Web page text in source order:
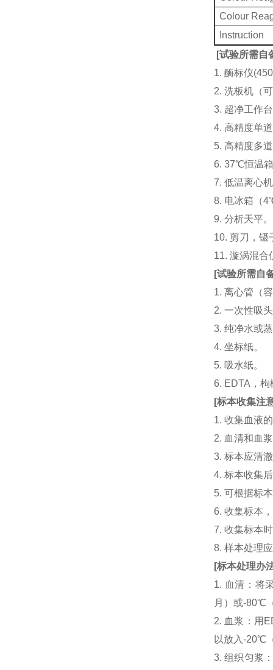
Colour
Instruction
[试验所需自
1. 酶标仪
2. 洗板机（
3. 超净工作
4. 高精度单
5. 高精度多
6. 37℃恒温
7. 低温离心
8. 电冰箱（
9. 分析天平。
10. 剪刀，镊
11. 漩涡混
[试验所需自
1. 离心管（
2. 一次性吸
3. 纯净水或
4. 坐标纸。
5. 吸水纸。
6. EDTA，
[标本收集注
1. 收集血液
2. 血清和血
3. 标本应清
4. 标本收集
5. 可根据标
6. 收集标本
7. 收集标本
8. 样本处理
[标本处理办
1. 血清：将
月）或-80℃
2. 血浆：用
以放入-20℃
3. 组织匀浆